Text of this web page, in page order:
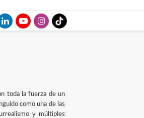
toda la fuerza de un
como una de las
y múltiples